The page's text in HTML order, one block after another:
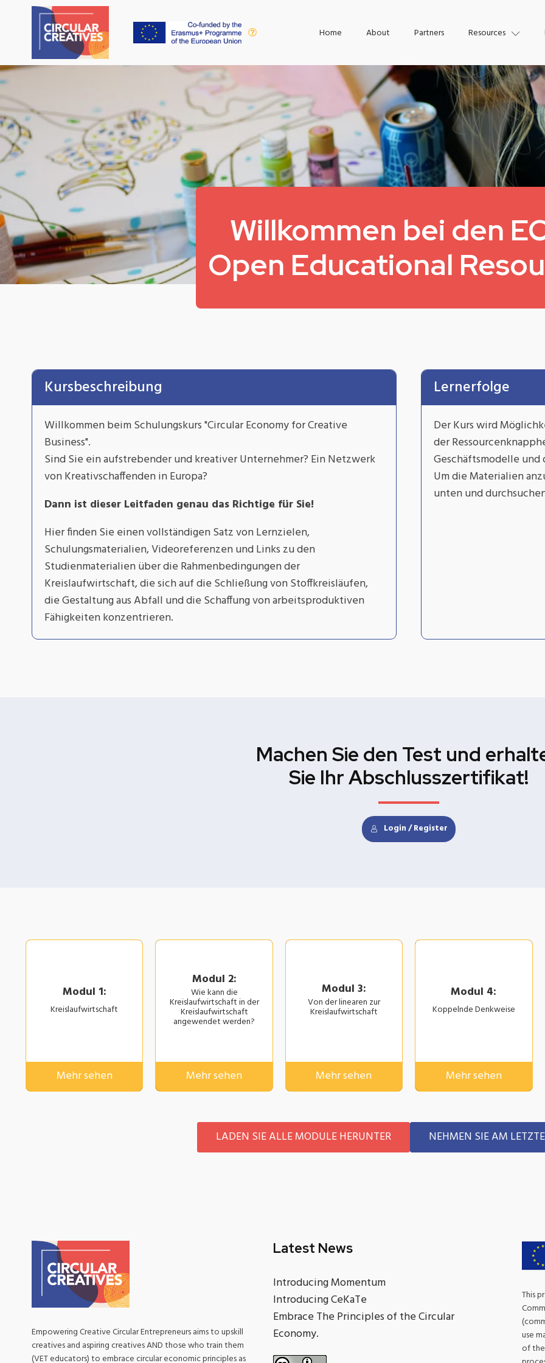
Home About Partners Resources
Willkommen bei den
Open Educational
Kursbeschreibung
Willkommen beim Schulungskurs "Circular Economy for Creative
Business".
Sind Sie ein aufstrebender und kreativer Unternehmer? Ein Netzwerk
von Kreativschaffenden in Europa?
Dann ist dieser Leitfaden genau das Richtige für Sie!
Hier finden Sie einen vollständigen Satz von Lernzielen,
Schulungsmaterialien, Videoreferenzen und Links zu den
Studienmaterialien über die Rahmenbedingungen der
Kreislaufwirtschaft, die sich auf die Schließung von Stoffkreisläufen,
die Gestaltung aus Abfall und die Schaffung von arbeitsproduktiven
Fähigkeiten konzentrieren.
Lernerfolge
Der Kurs wird
der
Geschäftsmodelle und
Um die Materialien
unten und
Machen Sie den Test und
Sie Ihr Abschlusszertifikat!
Login / Register
Modul 1:
Kreislaufwirtschaft
Mehr sehen
Modul 2:
Wie kann die
Kreislaufwirtschaft in der
Kreislaufwirtschaft
angewendet werden?
Mehr sehen
Modul 3:
Von der linearen zur
Kreislaufwirtschaft
Mehr sehen
Modul 4:
Koppelnde Denkweise
Mehr sehen
LADEN SIE ALLE MODULE HERUNTER NEHMEN SIE AM
Empowering Creative Circular Entrepreneurs aims to upskill
creatives and aspiring creatives AND those who train them
(VET educators) to embrace circular economic principles as
Latest News
Introducing Momentum
Introducing CeKaTe
Embrace The Principles of the Circular
Economy.
This
use
of